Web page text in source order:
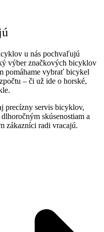
u nás pochvaľujú
výber značkových bicyklov
pomáhame vybrať bicykel
– či už ide o horské,
precízny servis bicyklov,
skúsenostiam a
zákazníci radi vracajú.